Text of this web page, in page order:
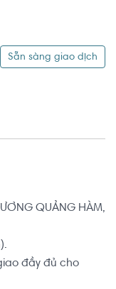
Sẵn sàng giao dịch
QUẢNG HÀM,
đầy đủ cho